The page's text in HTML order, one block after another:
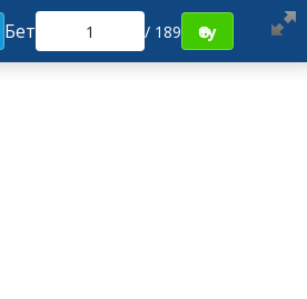
Бет / 189 Өту